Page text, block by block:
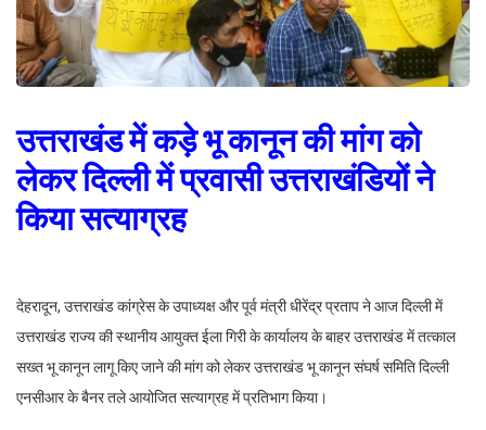
उत्तराखंड में कड़े भू कानून की मांग को
लेकर दिल्ली में प्रवासी उत्तराखंडियों ने
किया सत्याग्रह
देहरादून, उत्तराखंड कांग्रेस के उपाध्यक्ष और पूर्व मंत्री धीरेंद्र प्रताप ने आज दिल्ली में
उत्तराखंड राज्य की स्थानीय आयुक्त ईला गिरी के कार्यालय के बाहर उत्तराखंड में तत्काल
सख्त भू कानून लागू किए जाने की मांग को लेकर उत्तराखंड भू कानून संघर्ष समिति दिल्ली
एनसीआर के बैनर तले आयोजित सत्याग्रह में प्रतिभाग किया।